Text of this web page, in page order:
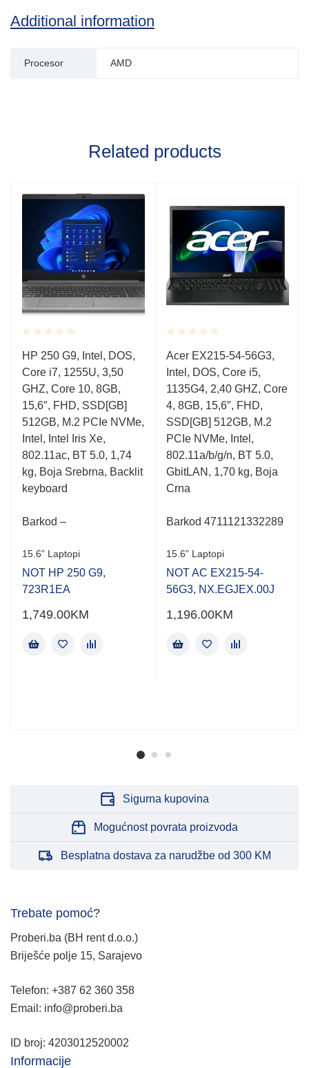
Additional information
Procesor AMD
Related products
Rated
0.001
out
of
5
HP 250 G9, Intel, DOS,
Core i7, 1255U, 3,50
GHZ, Core 10, 8GB,
15,6″, FHD, SSD[GB]
512GB, M.2 PCIe NVMe,
Intel, Intel Iris Xe,
802.11ac, BT 5.0, 1,74
kg, Boja Srebrna, Backlit
keyboard
Barkod –
15.6” Laptopi
NOT HP 250 G9,
723R1EA
1,749.00KM
Rated
0.001
out
of
5
Acer EX215-54-56G3,
Intel, DOS, Core i5,
1135G4, 2,40 GHZ, Core
4, 8GB, 15,6″, FHD,
SSD[GB] 512GB, M.2
PCIe NVMe, Intel,
802.11a/b/g/n, BT 5.0,
GbitLAN, 1,70 kg, Boja
Crna
Barkod 4711121332289
15.6” Laptopi
NOT AC EX215-54-
56G3, NX.EGJEX.00J
1,196.00KM
Sigurna kupovina
Mogućnost povrata proizvoda
Besplatna dostava za narudžbe od 300 KM
Trebate pomoć?
Proberi.ba (BH rent d.o.o.)
Briješće polje 15, Sarajevo
Telefon: +387 62 360 358
Email: info@proberi.ba
ID broj: 4203012520002
Informacije